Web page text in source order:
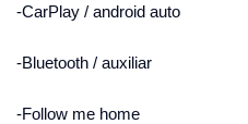
-CarPlay / android auto
-Bluetooth / auxiliar
-Follow me home